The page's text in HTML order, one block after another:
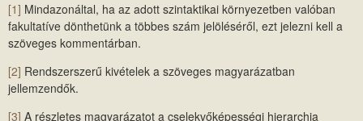
[1] Mindazonáltal, ha az adott szintaktikai környezetben valóban
fakultatíve dönthetünk a többes szám jelöléséről, ezt jelezni kell a
szöveges kommentárban.
[2] Rendszerszerű kivételek a szöveges magyarázatban
jellemzendők.
[3] A részletes magyarázatot a cselekvőképességi hierarchia